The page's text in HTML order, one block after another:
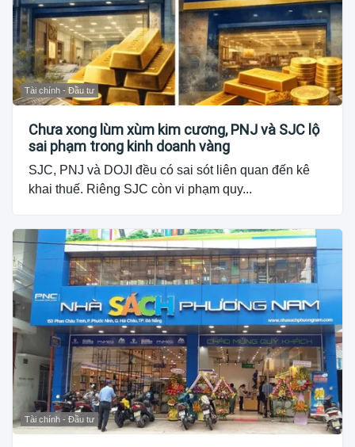
Tài chính - Đầu tư
Chưa xong lùm xùm kim cương, PNJ và SJC lộ
sai phạm trong kinh doanh vàng
SJC, PNJ và DOJI đều có sai sót liên quan đến kê
khai thuế. Riêng SJC còn vi phạm quy...
Tài chính - Đầu tư